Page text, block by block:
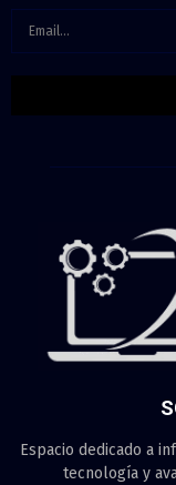
Espacio dedicado a
tecnología y